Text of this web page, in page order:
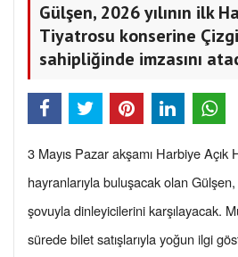
Gülşen, 2026 yılının ilk
Tiyatrosu konserine
sahipliğinde imzasını
3 Mayıs Pazar akşamı Harbiye Açık
hayranlarıyla buluşacak olan
şovuyla dinleyicilerini karşılayacak.
sürede bilet satışlarıyla yoğun ilgi